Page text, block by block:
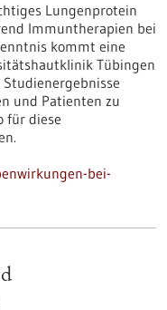
Lungenprotein
Immuntherapien bei
kommt eine
Tübingen
und Patienten zu
für diese
bei-